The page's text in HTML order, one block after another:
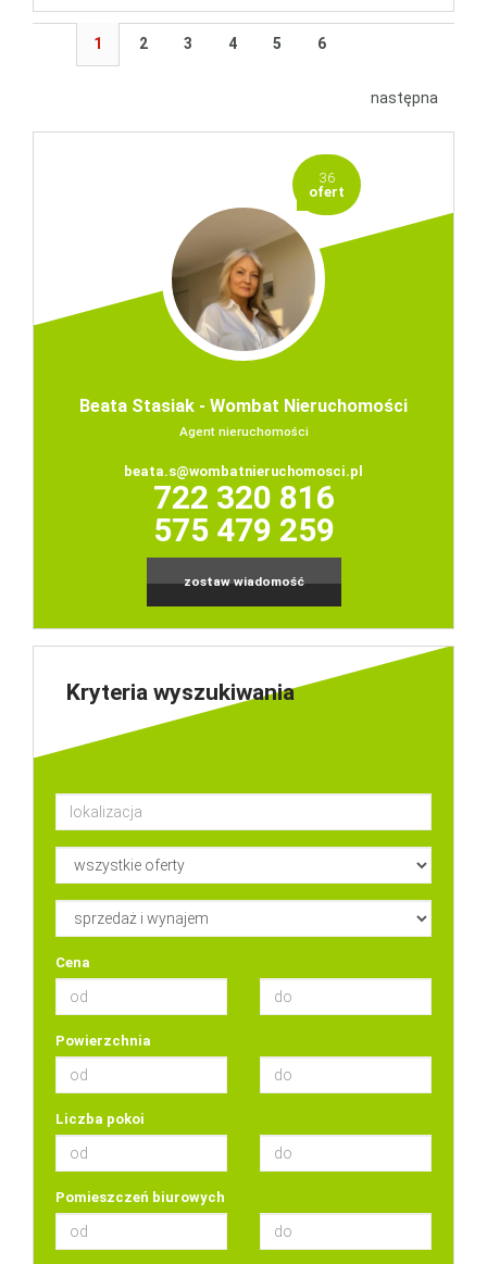
1 2 3 4 5 6
następna
36
ofert
Beata Stasiak - Wombat Nieruchomości
Agent nieruchomości
beata.s@wombatnieruchomosci.pl
722 320 816
575 479 259
zostaw wiadomość
Kryteria wyszukiwania
Cena
Powierzchnia
Liczba pokoi
Pomieszczeń biurowych